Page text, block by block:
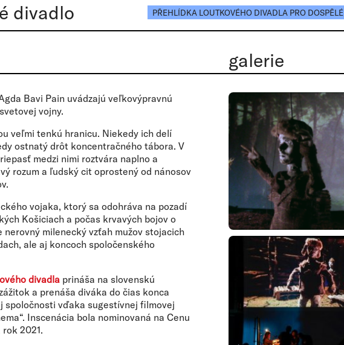
divadlo
PŘEHLÍDKA LOUTKOVÉHO DIVADLA PRO DOSPĚLÉ
galerie
Bavi Pain uvádzajú veľkovýpravnú
vojny.
veľmi tenkú hranicu. Niekedy ich delí
ostnatý drôt koncentračného tábora. V
medzi nimi roztvára naplno a
rozum a ľudský cit oprostený od nánosov
vojaka, ktorý sa odohráva na pozadí
Košiciach a počas krvavých bojov o
milenecký vzťah mužov stojacich
ale aj koncoch spoločenského
divadla prináša na slovenskú
a prenáša diváka do čias konca
spoločnosti vďaka sugestívnej filmovej
Inscenácia bola nominovaná na Cenu
2021.